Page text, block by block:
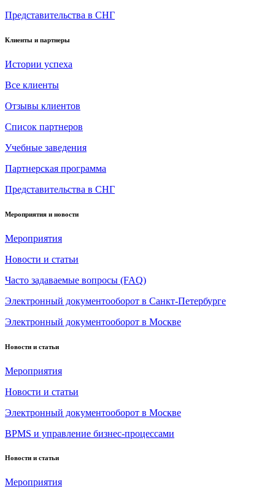
Представительства в СНГ
Клиенты и партнеры
Истории успеха
Все клиенты
Отзывы клиентов
Список партнеров
Учебные заведения
Партнерская программа
Представительства в СНГ
Мероприятия и новости
Мероприятия
Новости и статьи
Часто задаваемые вопросы (FAQ)
Электронный документооборот в Санкт-Петербурге
Электронный документооборот в Москве
Новости и статьи
Мероприятия
Новости и статьи
Электронный документооборот в Москве
BPMS и управление бизнес-процессами
Новости и статьи
Мероприятия